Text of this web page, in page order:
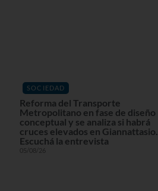
SOCIEDAD
Reforma del Transporte
Metropolitano en fase de diseño
conceptual y se analiza si habrá
cruces elevados en Giannattasio.
Escuchá la entrevista
05/08/26